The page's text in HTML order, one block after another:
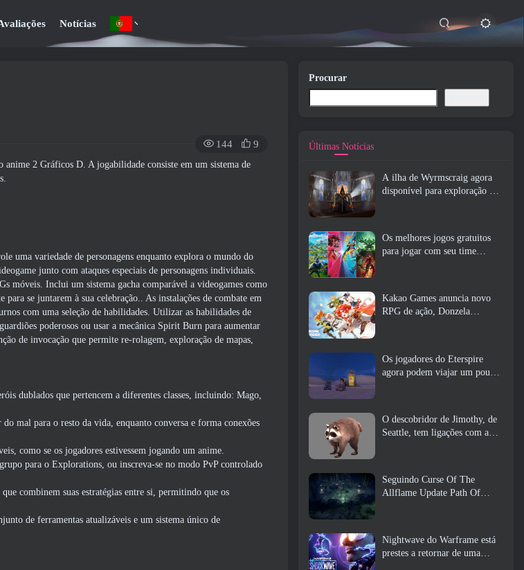
Notícias
144 9
2 Gráficos D. A jogabilidade consiste em um sistema de
uma variedade de personagens enquanto explora o mundo do
junto com ataques especiais de personagens individuais.
móveis. Inclui um sistema gacha comparável a videogames como
se juntarem à sua celebração.. As instalações de combate em
com uma seleção de habilidades. Utilizar as habilidades de
poderosos ou usar a mecânica Spirit Burn para aumentar
de invocação que permite re-rolagem, exploração de mapas,
dublados que pertencem a diferentes classes, incluindo: Mago,
mal para o resto da vida, enquanto conversa e forma conexões
como se os jogadores estivessem jogando um anime.
para o Explorations, ou inscreva-se no modo PvP controlado
combinem suas estratégias entre si, permitindo que os
de ferramentas atualizáveis ​​e um sistema único de
Procurar
Últimas Notícias
A ilha de Wyrmscraig agora
disponível para exploração no
Os melhores jogos gratuitos
para jogar com seu time
Kakao Games anuncia novo
RPG de ação, Donzela
Os jogadores do Eterspire
agora podem viajar um pouco
O descobridor de Jimothy, de
Seattle, tem ligações com a
Seguindo Curse Of The
Allflame Update Path Of
Nightwave do Warframe está
prestes a retornar de uma